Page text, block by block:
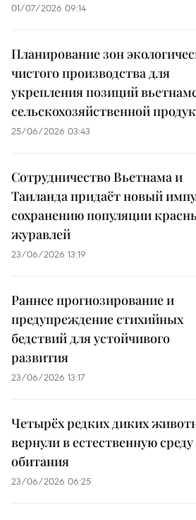
01/07/2026 09:14
Планирование зон
чистого производства для
укрепления позиций
сельскохозяйственной
25/06/2026 03:43
Сотрудничество Вьетнама и
Таиланда придаёт новый
сохранению популяции
журавлей
23/06/2026 13:19
Раннее прогнозирование и
предупреждение стихийных
бедствий для устойчивого
развития
23/06/2026 13:17
Четырёх редких диких
вернули в естественную среду
обитания
23/06/2026 06:25